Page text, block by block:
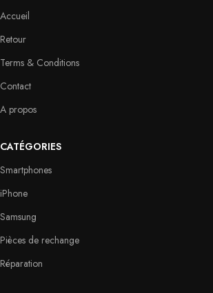
Accueil
Retour
Terms & Conditions
Contact
A propos
CATÉGORIES
Smartphones
iPhone
Samsung
Pièces de rechange
Réparation